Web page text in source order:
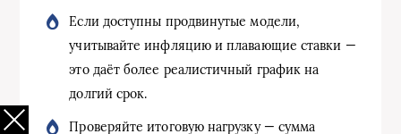
Если доступны продвинутые модели,
учитывайте инфляцию и плавающие ставки —
это даёт более реалистичный график на
долгий срок.
Проверяйте итоговую нагрузку — сумма